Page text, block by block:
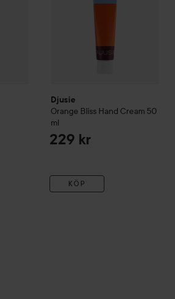
Djusie
Orange Bliss Hand Cream 50
ml
229 kr
KÖP